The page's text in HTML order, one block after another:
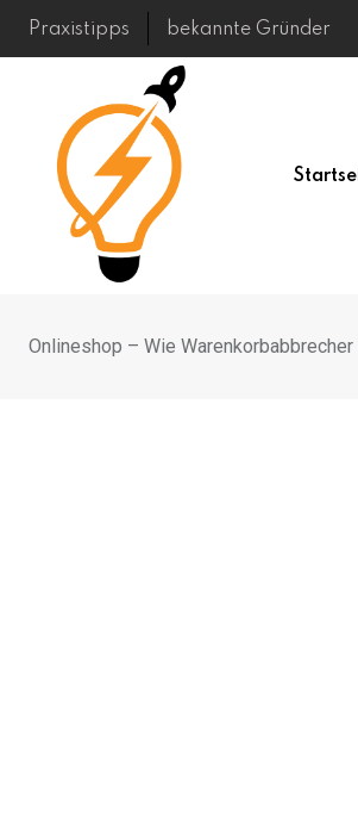
Skip
Praxistipps bekannte Gründer
Onlineshop – Wie